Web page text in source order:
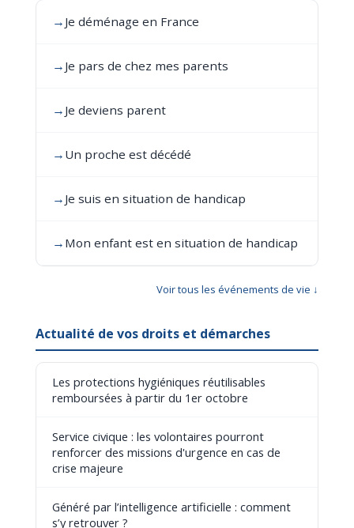
→ Je déménage en France
→ Je pars de chez mes parents
→ Je deviens parent
→ Un proche est décédé
→ Je suis en situation de handicap
→ Mon enfant est en situation de handicap
Voir tous les événements de vie ↓
Actualité de vos droits et démarches
Les protections hygiéniques réutilisables
remboursées à partir du 1er octobre
Service civique : les volontaires pourront
renforcer des missions d'urgence en cas de
crise majeure
Généré par l’intelligence artificielle : comment
s’y retrouver ?